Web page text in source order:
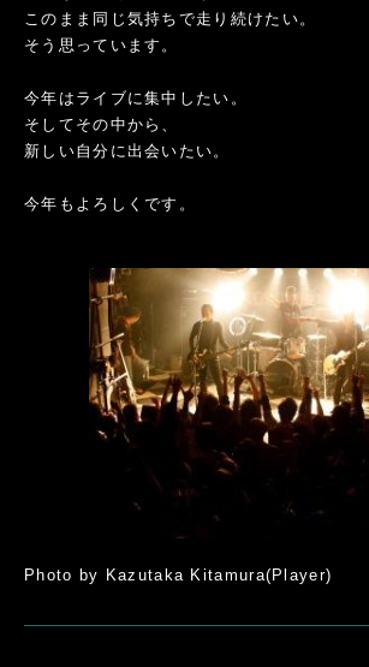
このまま同じ気持ちで走り続けたい。
そう思っています。
今年はライブに集中したい。
そしてその中から、
新しい自分に出会いたい。
今年もよろしくです。
Photo by Kazutaka Kitamura(Player)